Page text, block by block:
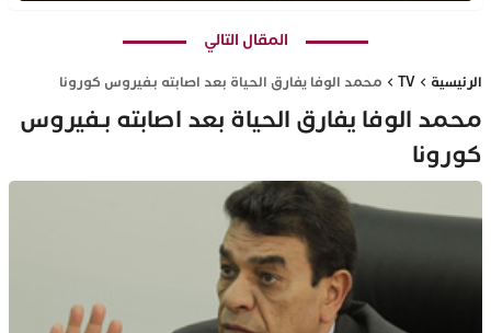
بمركز التكوين ثانوية الحسن الثاني التأهيلية
المقال التالي
الرئيسية TV محمد الوفا يفارق الحياة بعد اصابته بـفيروس كورونا
محمد الوفا يفارق الحياة بعد اصابته بـفيروس
كورونا